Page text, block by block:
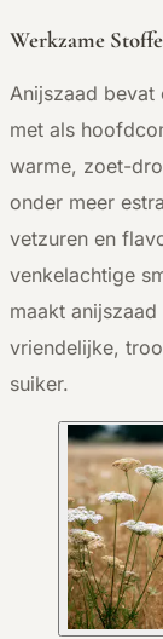
Werkzame
Anijszaad bevat
met als
warme, zoet-
onder meer
vetzuren en
venkelachtige
maakt
vriendelijke,
suiker.